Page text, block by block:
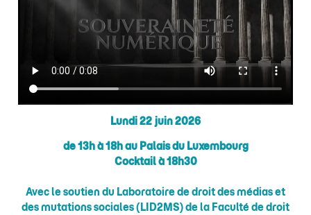
Lundi 22 juin 2026
de 13h à 18h au Palais du Luxembourg
Cocktail à 18h30
Avec le soutien du Laboratoire de droit des médias et
des mutations sociales (LID2MS) de la Faculté de droit